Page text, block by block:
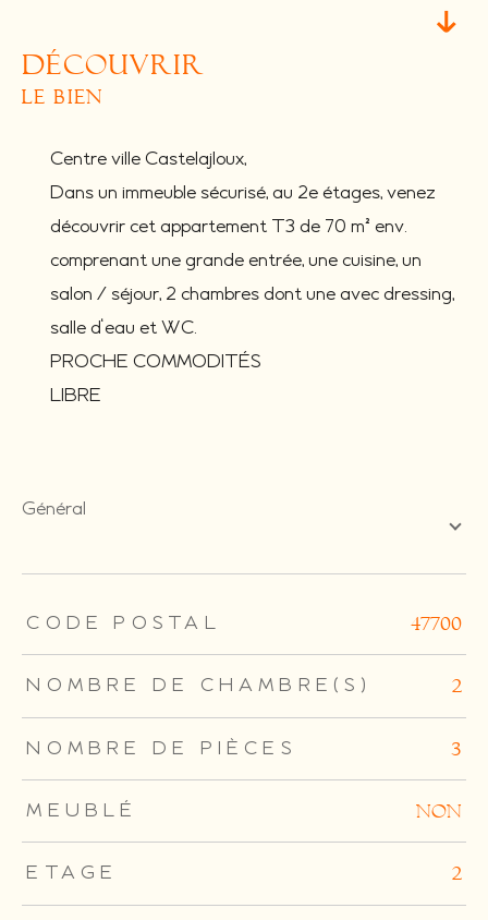
découvrir
le bien
Centre ville Castelajloux,
Dans un immeuble sécurisé, au 2e étages, venez
découvrir cet appartement T3 de 70 m² env.
comprenant une grande entrée, une cuisine, un
salon / séjour, 2 chambres dont une avec dressing,
salle d'eau et WC.
PROCHE COMMODITÉS
LIBRE
général
TRAD_ZEPHYR_Caracteristique TRAD_ZEPHYR_Valeurs
CODE POSTAL 47700
NOMBRE DE CHAMBRE(S) 2
NOMBRE DE PIÈCES 3
MEUBLÉ NON
ETAGE 2